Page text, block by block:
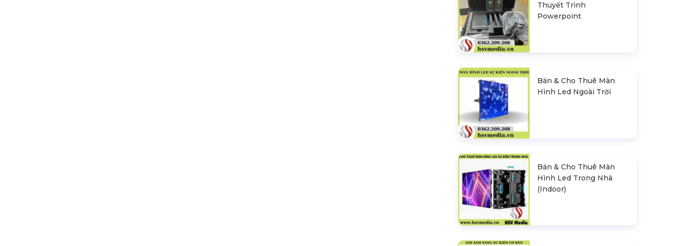
Thuyết Trình
Powerpoint
Bán & Cho Thuê Màn
Hình Led Ngoài Trời
Bán & Cho Thuê Màn
Hình Led Trong Nhà
(Indoor)